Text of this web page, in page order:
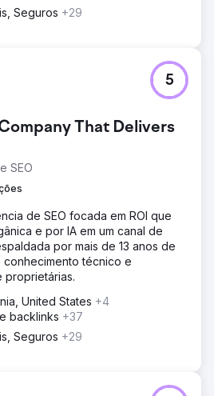
Seguros +29
That Delivers
SEO
5
de SEO focada em ROI que
e por IA em um canal de
por mais de 13 anos de
técnico e
proprietárias.
United States +4
backlinks +37
Seguros +29